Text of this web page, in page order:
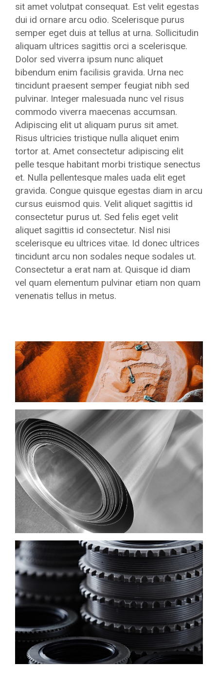
sit amet volutpat consequat. Est velit egestas
dui id ornare arcu odio. Scelerisque purus
semper eget duis at tellus at urna. Sollicitudin
aliquam ultrices sagittis orci a scelerisque.
Dolor sed viverra ipsum nunc aliquet
bibendum enim facilisis gravida. Urna nec
tincidunt praesent semper feugiat nibh sed
pulvinar. Integer malesuada nunc vel risus
commodo viverra maecenas accumsan.
Adipiscing elit ut aliquam purus sit amet.
Risus ultricies tristique nulla aliquet enim
tortor at. Amet consectetur adipiscing elit
pelle tesque habitant morbi tristique senectus
et. Nulla pellentesque males uada elit eget
gravida. Congue quisque egestas diam in arcu
cursus euismod quis. Velit aliquet sagittis id
consectetur purus ut. Sed felis eget velit
aliquet sagittis id consectetur. Nisl nisi
scelerisque eu ultrices vitae. Id donec ultrices
tincidunt arcu non sodales neque sodales ut.
Consectetur a erat nam at. Quisque id diam
vel quam elementum pulvinar etiam non quam
venenatis tellus in metus.